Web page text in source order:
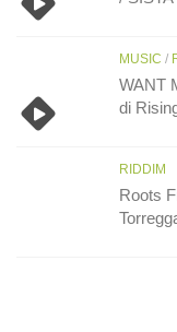
MUSIC /
WANT
di
RIDDIM
Roots